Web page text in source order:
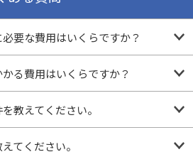
要な費用はいくらですか？
る費用はいくらですか？
教えてください。
てください。